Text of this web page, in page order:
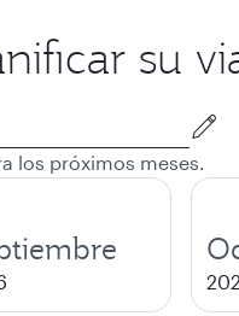
su
los próximos meses.